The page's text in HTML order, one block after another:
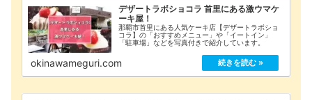
デザートラボショコラ 首里にある激ウマケ
ーキ屋！
那覇市首里にある人気ケーキ店【デザートラボショ
コラ】の「おすすめメニュー」や「イートイン」
「駐車場」などを写真付きで紹介しています。
okinawameguri.com